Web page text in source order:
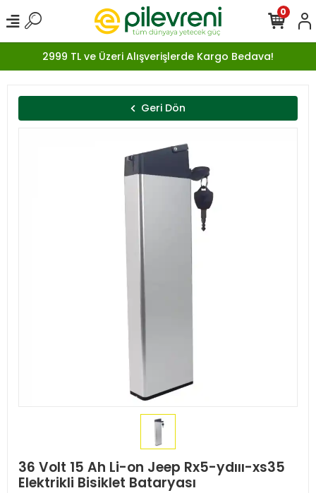
2999 TL ve Üzeri Alışverişlerde Kargo Bedava!
0
Geri Dön
36 Volt 15 Ah Li-on Jeep Rx5-ydııı-xs35
Elektrikli Bisiklet Bataryası